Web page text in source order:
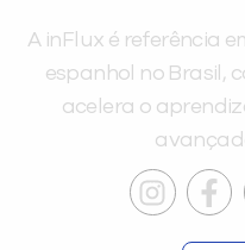
A inFlux é referência
espanhol no Brasil,
acelera o